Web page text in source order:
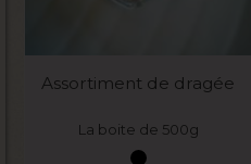
Assortiment de dragée
La boite de 500g